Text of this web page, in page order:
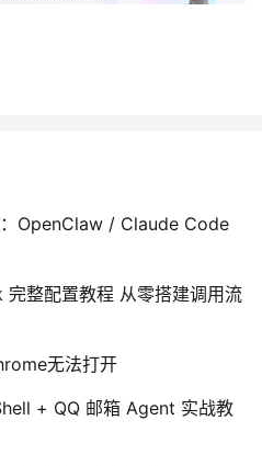
OpenClaw / Claude Code
整配置教程 从零搭建调用流
无法打开
+ QQ 邮箱 Agent 实战教